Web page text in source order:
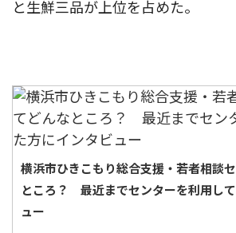
と生鮮三品が上位を占めた。
横浜市ひきこもり総合支援・若者相談
ところ？ 最近までセンターを利用し
ュー